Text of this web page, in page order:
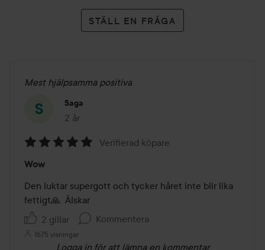
STÄLL EN FRÅGA
Mest hjälpsamma positiva
Saga
2 år
Inlägget skapades 2 år
5
av
5
Verifierad köpare
Wow
Den luktar supergott och tycker håret inte blir lika
fettigt🙏  Älskar
2 gillar
Kommentera
1675 visningar
Logga in för att lämna en kommentar